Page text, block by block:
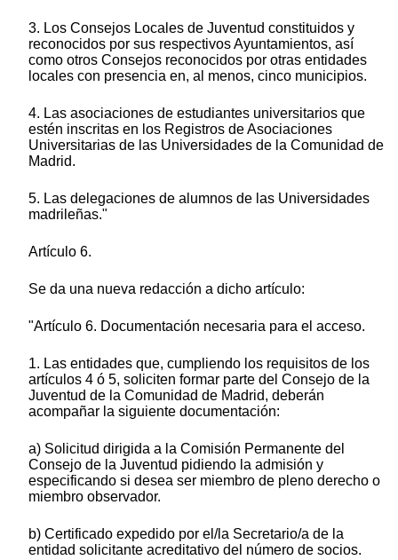
3. Los Consejos Locales de Juventud constituidos y
reconocidos por sus respectivos Ayuntamientos, así
como otros Consejos reconocidos por otras entidades
locales con presencia en, al menos, cinco municipios.
4. Las asociaciones de estudiantes universitarios que
estén inscritas en los Registros de Asociaciones
Universitarias de las Universidades de la Comunidad de
Madrid.
5. Las delegaciones de alumnos de las Universidades
madrileñas."
Artículo 6.
Se da una nueva redacción a dicho artículo:
"Artículo 6. Documentación necesaria para el acceso.
1. Las entidades que, cumpliendo los requisitos de los
artículos 4 ó 5, soliciten formar parte del Consejo de la
Juventud de la Comunidad de Madrid, deberán
acompañar la siguiente documentación:
a) Solicitud dirigida a la Comisión Permanente del
Consejo de la Juventud pidiendo la admisión y
especificando si desea ser miembro de pleno derecho o
miembro observador.
b) Certificado expedido por el/la Secretario/a de la
entidad solicitante acreditativo del número de socios.